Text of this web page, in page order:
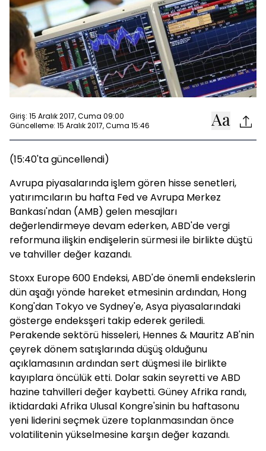
Giriş: 15 Aralık 2017, Cuma 09:00
Güncelleme: 15 Aralık 2017, Cuma 15:46
(15:40'ta güncellendi)
Avrupa piyasalarında işlem gören hisse senetleri,
yatırımcıların bu hafta Fed ve Avrupa Merkez
Bankası'ndan (AMB) gelen mesajları
değerlendirmeye devam ederken, ABD'de vergi
reformuna ilişkin endişelerin sürmesi ile birlikte düştü
ve tahviller değer kazandı.
Stoxx Europe 600 Endeksi, ABD'de önemli endekslerin
dün aşağı yönde hareket etmesinin ardından, Hong
Kong'dan Tokyo ve Sydney'e, Asya piyasalarındaki
gösterge endeksşeri takip ederek geriledi.
Perakende sektörü hisseleri, Hennes & Mauritz AB'nin
çeyrek dönem satışlarında düşüş olduğunu
açıklamasının ardından sert düşmesi ile birlikte
kayıplara öncülük etti. Dolar sakin seyretti ve ABD
hazine tahvilleri değer kaybetti. Güney Afrika randı,
iktidardaki Afrika Ulusal Kongre'sinin bu haftasonu
yeni liderini seçmek üzere toplanmasından önce
volatilitenin yükselmesine karşın değer kazandı.